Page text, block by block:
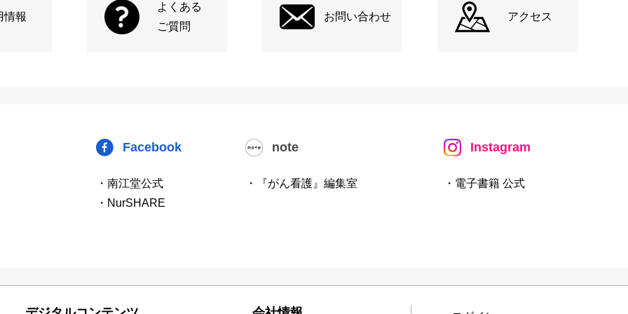
情報
よくある
ご質問
お問い合わせ アクセス
Facebook
・南江堂公式
・NurSHARE
note
・『がん看護』編集室
Instagram
・電子書籍 公式